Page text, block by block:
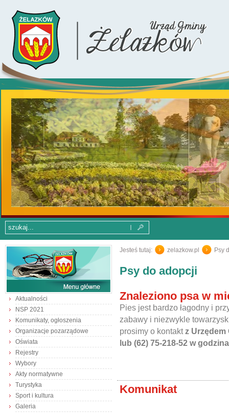
Aktualności
NSP 2021
Komunikaty, ogłoszenia
Organizacje pozarządowe
Oświata
Rejestry
Wybory
Akty normatywne
Turystyka
Sport i kultura
Galeria
Jesteś tutaj: zelazkow.pl Psy
Psy do adopcji
Znaleziono psa w
Pies jest bardzo łagodny i
zabawy i niezwykle
prosimy o kontaktz Urzędem
lub (62) 75-218-52 w
Komunikat